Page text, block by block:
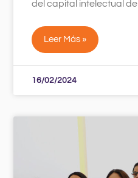
del capital intelectual de
Leer Más »
16/02/2024